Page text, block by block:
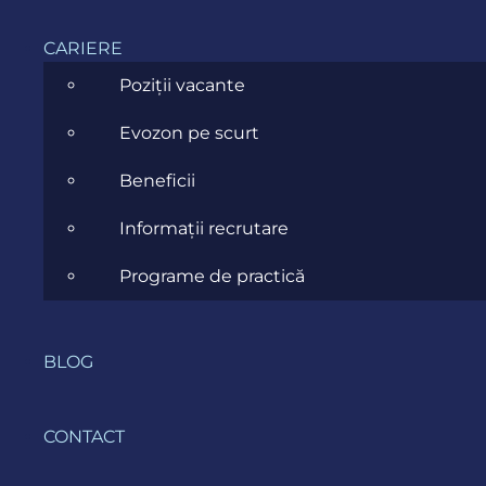
CARIERE
Poziții vacante
Evozon pe scurt
Beneficii
Informații recrutare
Programe de practică
BLOG
CONTACT